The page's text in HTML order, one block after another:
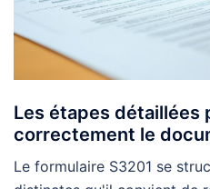
Les étapes détaillées
correctement le
Le formulaire S3201 se